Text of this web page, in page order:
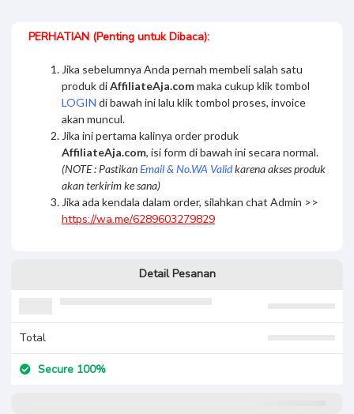
PERHATIAN (Penting untuk Dibaca):
Jika sebelumnya Anda pernah membeli salah satu
produk diAffiliateAja.commaka cukup klik tombol
LOGIN di bawah ini lalu klik tombol proses, invoice
akan muncul.
Jika ini pertama kalinya order produk
AffiliateAja.com, isi form di bawah ini secara normal.
(NOTE : PastikanEmail & No.WA Validkarena akses produk
akan terkirim ke sana)
Jika ada kendala dalam order, silahkan chat Admin >>
https://wa.me/6289603279829
Detail Pesanan
Total
Secure 100%
1 tahun sebelumnya